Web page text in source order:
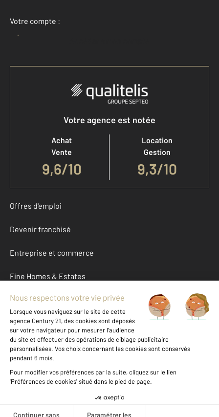
Votre compte :
Votre agence est notée
Achat
Vente
9,6/10
Location
Gestion
9,3/10
Offres d'emploi
Devenir franchisé
Entreprise et commerce
Fine Homes & Estates
À propos
International
Nous contacter
Données personnelles